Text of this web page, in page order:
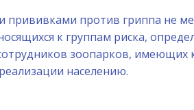
против гриппа не
к группам риска,
зоопарков, имеющих
населению.